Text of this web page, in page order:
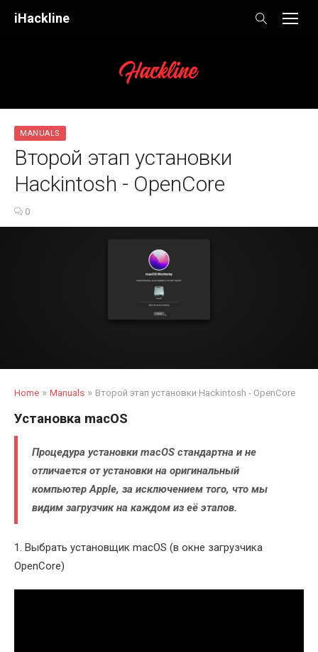
iHackline
MANUALS
Второй этап установки
Hackintosh - OpenCore
0
Home » Manuals » Второй этап установки Hackintosh - OpenCore
Установка macOS
Процедура установки macOS стандартна и не
отличается от установки на оригинальный
компьютер Apple, за исключением того, что мы
видим загрузчик на каждом из её этапов.
1. Выбрать установщик macOS (в окне загрузчика
OpenCore)